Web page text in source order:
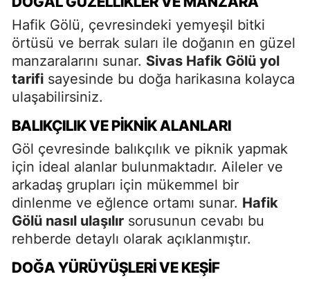
Hafik Gölü, çevresindeki yemyeşil bitki
örtüsü ve berrak suları ile doğanın en güzel
manzaralarını sunar. Sivas Hafik Gölü yol
tarifi sayesinde bu doğa harikasına kolayca
ulaşabilirsiniz.
BALIKÇILIK VE PIKNIK ALANLARI
Göl çevresinde balıkçılık ve piknik yapmak
için ideal alanlar bulunmaktadır. Aileler ve
arkadaş grupları için mükemmel bir
dinlenme ve eğlence ortamı sunar. Hafik
Gölü nasıl ulaşılır sorusunun cevabı bu
rehberde detaylı olarak açıklanmıştır.
DOĞA YÜRÜYÜŞLERI VE KEŞIF